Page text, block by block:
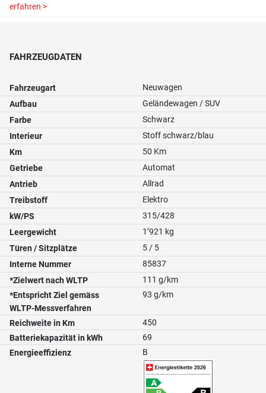
FAHRZEUGDATEN
Fahrzeugart
Neuwagen
Aufbau
Geländewagen / SUV
Farbe
Schwarz
Interieur
Stoff schwarz/blau
Km
50 Km
Getriebe
Automat
Antrieb
Allrad
Treibstoff
Elektro
kW/PS
315/428
Leergewicht
1’921 kg
Türen / Sitzplätze
5 / 5
Interne Nummer
85837
*Zielwert nach WLTP
111 g/km
*Entspricht Ziel gemäss
WLTP-Messverfahren
93 g/km
Reichweite in Km
450
Batteriekapazität in kWh
69
Energieeffizienz
B
erfahren >